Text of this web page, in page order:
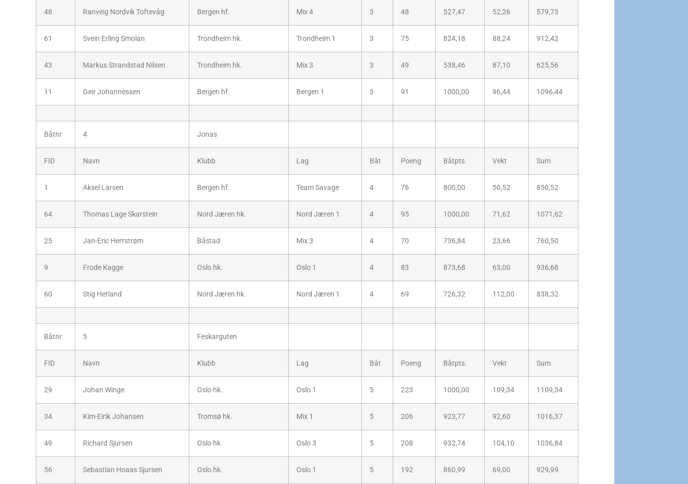
48 Ranveig Nordvik Toftevåg Bergen hf. Mix 4 3 48 527,47 52,26 579,73
61 Svein Erling Smolan Trondheim hk. Trondheim 1 3 75 824,18 88,24 912,42
43 Markus Strandstad Nilsen Trondheim hk. Mix 3 3 49 538,46 87,10 625,56
11 Geir Johannessen Bergen hf. Bergen 1 3 91 1000,00 96,44 1096,44
Båtnr 4 Jonas
FID Navn Klubb Lag Båt Poeng Båtpts. Vekt Sum
1 Aksel Larsen Bergen hf. Team Savage 4 76 800,00 50,52 850,52
64 Thomas Lage Skarstein Nord Jæren hk. Nord Jæren 1 4 95 1000,00 71,62 1071,62
25 Jan-Eric Herrstrøm Båstad Mix 3 4 70 736,84 23,66 760,50
9 Frode Kagge Oslo hk. Oslo 1 4 83 873,68 63,00 936,68
60 Stig Hetland Nord Jæren hk. Nord Jæren 1 4 69 726,32 112,00 838,32
Båtnr 5 Feskarguten
FID Navn Klubb Lag Båt Poeng Båtpts. Vekt Sum
29 Johan Winge Oslo hk. Oslo 1 5 223 1000,00 109,34 1109,34
34 Kim-Eirik Johansen Tromsø hk. Mix 1 5 206 923,77 92,60 1016,37
49 Richard Sjursen Oslo hk. Oslo 3 5 208 932,74 104,10 1036,84
56 Sebastian Hoaas Sjursen Oslo hk. Oslo 1 5 192 860,99 69,00 929,99